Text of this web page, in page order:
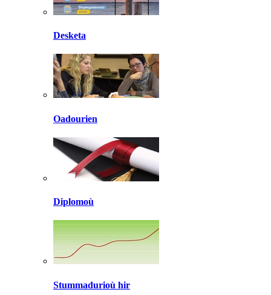
Desketa
Oadourien
Diplomoù
Stummadurioù hir